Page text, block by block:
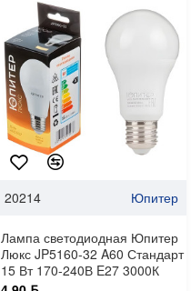
20214 Юпитер
Лампа светодиодная Юпитер
Люкс JP5160-32 A60 Стандарт
15 Вт 170-240В E27 3000К